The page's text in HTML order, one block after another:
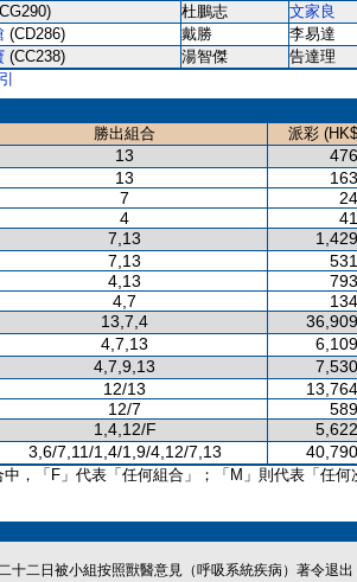
杜鵬志 文家良
(CD286) 戴勝 李易達
(CC238) 湯智傑
告達理
勝出組合
派彩
13
13
7
4
7,13
7,13
4,13
4,7
13,7,4
4,7,13
4,7,9,13
12/13
12/7
1,4,12/F
3,6/7,11/1,4/1,9/4,12/7,13
，「F」代表「任何組合」；「M」則代表「任何
十二日被小組按照獸醫意見（呼吸系統疾病）著令退